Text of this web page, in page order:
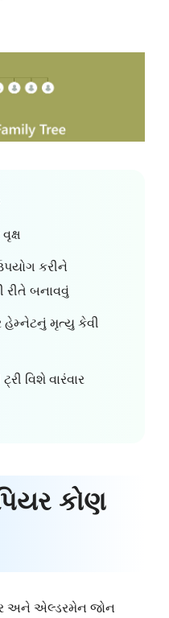
કરીને
રીતે બનાવવું
હેમ્નેટનું મૃત્યુ કેવી
વિશે વારંવાર
કોણ
અને એલ્ડરમેન જોન